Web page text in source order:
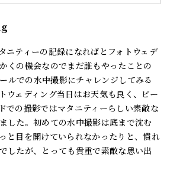
ニティーの記録になればとフォトウェデ
くの機会なのでまだ誰もやったことの
での水中撮影にチャレンジしてみる
ウェディング当日はお天気も良く、ビー
での撮影ではマタニティーらしい素敵な
した。初めての水中撮影は底まで沈む
と目を開けていられなかったりと、慣れ
したが、とっても貴重で素敵な思い出